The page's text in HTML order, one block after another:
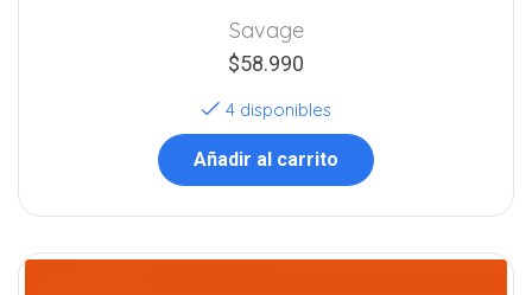
Savage
$58.990
4 disponibles
Añadir al carrito